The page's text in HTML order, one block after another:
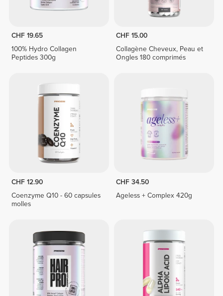
CHF 19.65
100% Hydro Collagen
Peptides 300g
CHF 15.00
Collagène Cheveux, Peau et
Ongles 180 comprimés
CHF 12.90
Coenzyme Q10 - 60 capsules
molles
CHF 34.50
Ageless + Complex 420g